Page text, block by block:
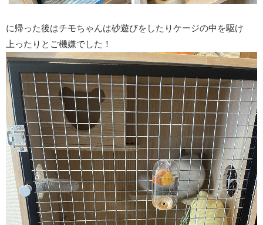
に帰った後はチモちゃんは砂遊びをしたりケージの中を駆け
上ったりとご機嫌でした！